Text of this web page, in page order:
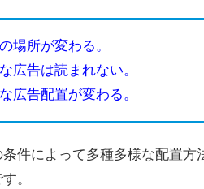
場所が変わる。
広告は読まれない。
広告配置が変わる。
件によって多種多様な配置方
。